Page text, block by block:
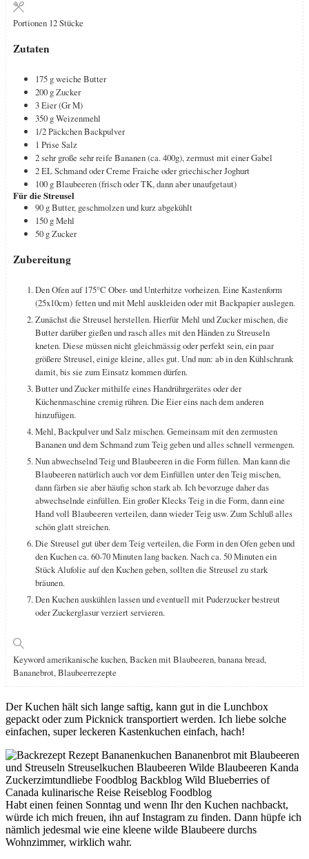
Portionen 12Stücke
Zutaten
175 gweiche Butter
200 gZucker
3Eier (Gr M)
350 gWeizenmehl
1/2PäckchenBackpulver
1 Prise Salz
2sehr große sehr reife Bananen (ca. 400g), zermust mit einer Gabel
2ELSchmand oder Creme Fraiche oder griechischer Joghurt
100 gBlaubeeren (frisch oder TK, dann aber unaufgetaut)
Für die Streusel
90 gButter, geschmolzen und kurz abgekühlt
150 gMehl
50 gZucker
Zubereitung
Den Ofen auf 175°C Ober- und Unterhitze vorheizen. Eine Kastenform
(25x10cm) fetten und mit Mehl auskleiden oder mit Backpapier auslegen.
Zunächst die Streusel herstellen. Hierfür Mehl und Zucker mischen, die
Butter darüber gießen und rasch alles mit den Händen zu Streuseln
kneten. Diese müssen nicht gleichmässig oder perfekt sein, ein paar
größere Streusel, einige kleine, alles gut. Und nun: ab in den Kühlschrank
damit, bis sie zum Einsatz kommen dürfen.
Butter und Zucker mithilfe eines Handrührgerätes oder der
Küchenmaschine cremig rühren. Die Eier eins nach dem anderen
hinzufügen.
Mehl, Backpulver und Salz mischen. Gemeinsam mit den zermusten
Bananen und dem Schmand zum Teig geben und alles schnell vermengen.
Nun abwechselnd Teig und Blaubeeren in die Form füllen. Man kann die
Blaubeeren natürlich auch vor dem Einfüllen unter den Teig mischen,
dann färben sie aber häufig schon stark ab. Ich bevorzuge daher das
abwechselnde einfüllen. Ein großer Klecks Teig in die Form, dann eine
Hand voll Blaubeeren verteilen, dann wieder Teig usw. Zum Schluß alles
schön glatt streichen.
Die Streusel gut über dem Teig verteilen, die Form in den Ofen geben und
den Kuchen ca. 60-70 Minuten lang backen. Nach ca. 50 Minuten ein
Stück Alufolie auf den Kuchen geben, sollten die Streusel zu stark
bräunen.
Den Kuchen auskühlen lassen und eventuell mit Puderzucker bestreut
oder Zuckerglasur verziert servieren.
Keywordamerikanische kuchen, Backen mit Blaubeeren, banana bread,
Bananebrot, Blaubeerrezepte
Der Kuchen hält sich lange saftig, kann gut in die Lunchbox
gepackt oder zum Picknick transportiert werden. Ich liebe solche
einfachen, super leckeren Kastenkuchen einfach, hach!
Habt einen feinen Sonntag und wenn Ihr den Kuchen nachbackt,
würde ich mich freuen, ihn auf Instagram zu finden. Dann hüpfe ich
nämlich jedesmal wie eine kleene wilde Blaubeere durchs
Wohnzimmer, wirklich wahr.